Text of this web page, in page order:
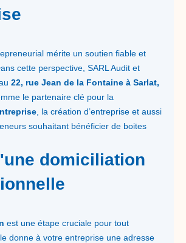
mérite un soutien fiable et
cette perspective, SARL Audit et
22, rue Jean de la Fontaine à Sarlat,
le partenaire clé pour la
, la création d’entreprise et aussi
souhaitant bénéficier de boites
domiciliation
est une étape cruciale pour tout
donne à votre entreprise une adresse